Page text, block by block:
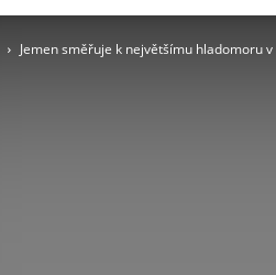
Jemen směřuje k největšímu hladomoru